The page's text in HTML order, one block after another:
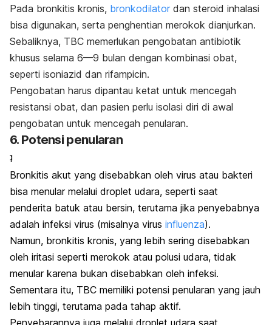
Pada bronkitis kronis, bronkodilator dan steroid inhalasi
bisa digunakan, serta penghentian merokok dianjurkan.
Sebaliknya, TBC memerlukan pengobatan antibiotik
khusus selama 6—9 bulan dengan kombinasi obat,
seperti isoniazid dan rifampicin.
Pengobatan harus dipantau ketat untuk mencegah
resistansi obat, dan pasien perlu isolasi diri di awal
pengobatan untuk mencegah penularan.
6. Potensi penularan
TBC
sifat
Bronkitis akut yang disebabkan oleh virus atau bakteri
bisa menular melalui droplet udara, seperti saat
penderita batuk atau bersin, terutama jika penyebabnya
adalah infeksi virus (misalnya virus influenza).
Namun, bronkitis kronis, yang lebih sering disebabkan
oleh iritasi seperti merokok atau polusi udara, tidak
menular karena bukan disebabkan oleh infeksi.
Sementara itu, TBC memiliki potensi penularan yang jauh
lebih tinggi, terutama pada tahap aktif.
Penyebarannya juga melalui droplet udara saat